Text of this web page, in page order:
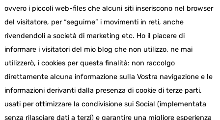
ovvero i piccoli web-files che alcuni siti inseriscono nel browser
del visitatore, per “seguirne” i movimenti in reti, anche
rivendendoli a società di marketing etc. Ho il piacere di
informare i visitatori del mio blog che non utilizzo, ne mai
utilizzerò, i cookies per questa finalità: non raccolgo
direttamente alcuna informazione sulla Vostra navigazione e le
informazioni derivanti dalla presenza di cookie di terze parti,
usati per ottimizzare la condivisione sui Social (implementata
senza rilasciare dati a terzi) e garantire una migliore esperienza